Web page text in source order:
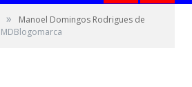
»
Manoel Domingos Rodrigues de